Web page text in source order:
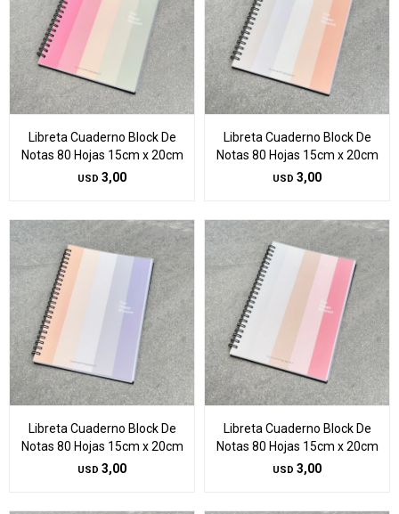
Libreta Cuaderno Block De
Notas 80 Hojas 15cm x 20cm
USD 3,00
Libreta Cuaderno Block De
Notas 80 Hojas 15cm x 20cm
USD 3,00
Libreta Cuaderno Block De
Notas 80 Hojas 15cm x 20cm
USD 3,00
Libreta Cuaderno Block De
Notas 80 Hojas 15cm x 20cm
USD 3,00